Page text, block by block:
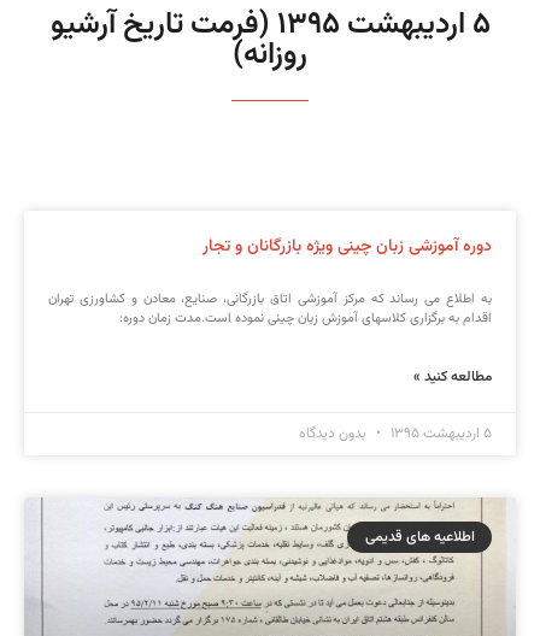
۵ اردیبهشت ۱۳۹۵ (فرمت تاریخ آرشیو
روزانه)
دوره آموزشی زبان چینی ویژه بازرگانان و تجار
به اطلاع می رساند که مرکز آموزشی اتاق بازرگانی، صنایع، معادن و کشاورزی تهران
اقدام به برگزاری کلاسهای آموزش زبان چینی نموده است.مدت زمان دوره:
مطالعه کنید »
۵ اردیبهشت ۱۳۹۵ بدون دیدگاه
اطلاعیه های قدیمی